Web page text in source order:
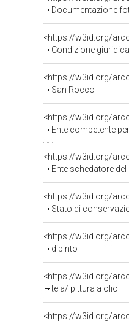
Documentazione
Condizione
<https://w3id.org/
San Rocco
<https://w3id.org/
Ente competente per tutela
<https://w3id.org/
Ente schedatore del bene
<https://w3id.org/
Stato di
<https://w3id.org/
dipinto
<https://w3id.org/
tela/ pittura a olio
<https://w3id.org/